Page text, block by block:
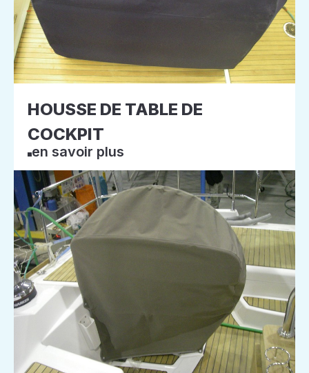
HOUSSE DE TABLE DE
COCKPIT
en savoir plus